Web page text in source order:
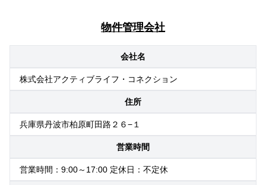
物件管理会社
会社名
株式会社アクティブライフ・コネクション
住所
兵庫県丹波市柏原町田路２６−１
営業時間
営業時間：9:00～17:00 定休日：不定休